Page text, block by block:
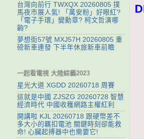
台灣向前行 TWXQX 20260805 撲
馬夜市展人氣! 「萬安粉」好眼紅?
「電子手環」變勳章? 柯文哲演哪
齣?
夢想街57號 MXJ57H 20260805 重
磅新車連發 下半年休旅新車前瞻
一起看電視 大陸綜藝2023
星光大道 XGDD 20260718 周賽
這就是中國 ZJSZG 20260728 智慧
經濟時代 中國收穫網路主權紅利
開講啦 KJL 20260718 跟硬幣差不
多大小的羈扣電池 關鍵時刻卻能救
命! 心臟起搏器中也需要它!